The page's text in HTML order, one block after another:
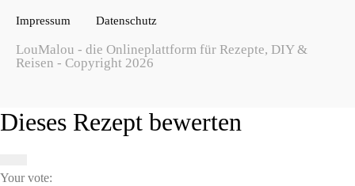
Impressum Datenschutz
LouMalou - die Onlineplattform für Rezepte, DIY &
Reisen - Copyright 2026
Dieses Rezept bewerten
Your vote: